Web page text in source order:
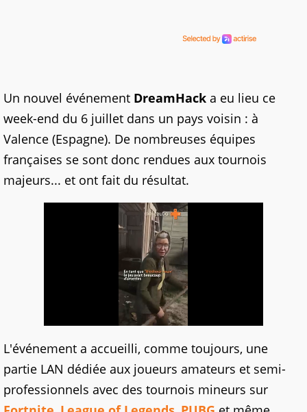
Un nouvel événement DreamHack a eu lieu ce
week-end du 6 juillet dans un pays voisin : à
Valence (Espagne). De nombreuses équipes
françaises se sont donc rendues aux tournois
majeurs... et ont fait du résultat.
L'événement a accueilli, comme toujours, une
partie LAN dédiée aux joueurs amateurs et semi-
professionnels avec des tournois mineurs sur